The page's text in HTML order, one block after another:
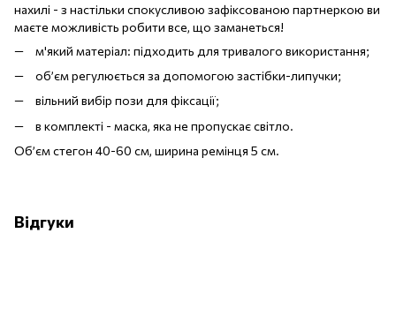
нахилі - з настільки спокусливою зафіксованою партнеркою ви
маєте можливість робити все, що заманеться!
м'який матеріал: підходить для тривалого використання;
об’єм регулюється за допомогою застібки-липучки;
вільний вибір пози для фіксації;
в комплекті - маска, яка не пропускає світло.
Об’єм стегон 40-60 см, ширина ремінця 5 см.
Відгуки